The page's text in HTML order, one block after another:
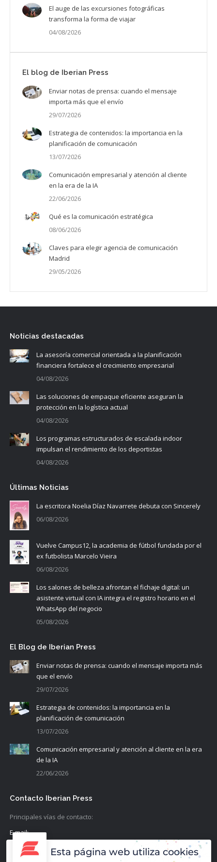
El auge de las excursiones fotográficas
transforma la forma de viajar
04/08/2026
El blog de Iberian Press
Enviar notas de prensa: cuando el mensaje
importa más que el envío
29/07/2026
Estrategia de contenidos: la importancia en la
planificación de comunicación
13/07/2026
Comunicación empresarial y atención al cliente
en la era de la IA
22/06/2026
Qué es la comunicación estratégica
08/06/2026
Claves para elegir agencia de comunicación
Madrid
29/05/2026
Noticias destacadas
La asesoría comercial orientada a la planificación
financiera fortalece el crecimiento empresarial
04/08/2026
Las soluciones de empaque eficiente aseguran la
protección en la logística actual
04/08/2026
Los programas estructurados de escalada indoor
impulsan el rendimiento de los deportistas
04/08/2026
Últimas Noticias
La escritora Noelia Díaz Navarrete debuta con Sincerely
06/08/2026
Vuelve Campus12, la academia de fútbol fundada por el
ex futbolista Marcelo Vieira
06/08/2026
Los salones de belleza afrontan el fichaje digital: un
asistente virtual con IA integra el registro horario en el
WhatsApp del negocio
05/08/2026
El Blog de Iberian Press
Enviar notas de prensa: cuando el mensaje importa más
que el envío
29/07/2026
Estrategia de contenidos: la importancia en la
planificación de comunicación
13/07/2026
Comunicación empresarial y atención al cliente en la era
de la IA
22/06/2026
Contacto Iberian Press
Principales vías de contacto:
E-mail:
info@iberianpress.es
Esta página web utiliza cookies